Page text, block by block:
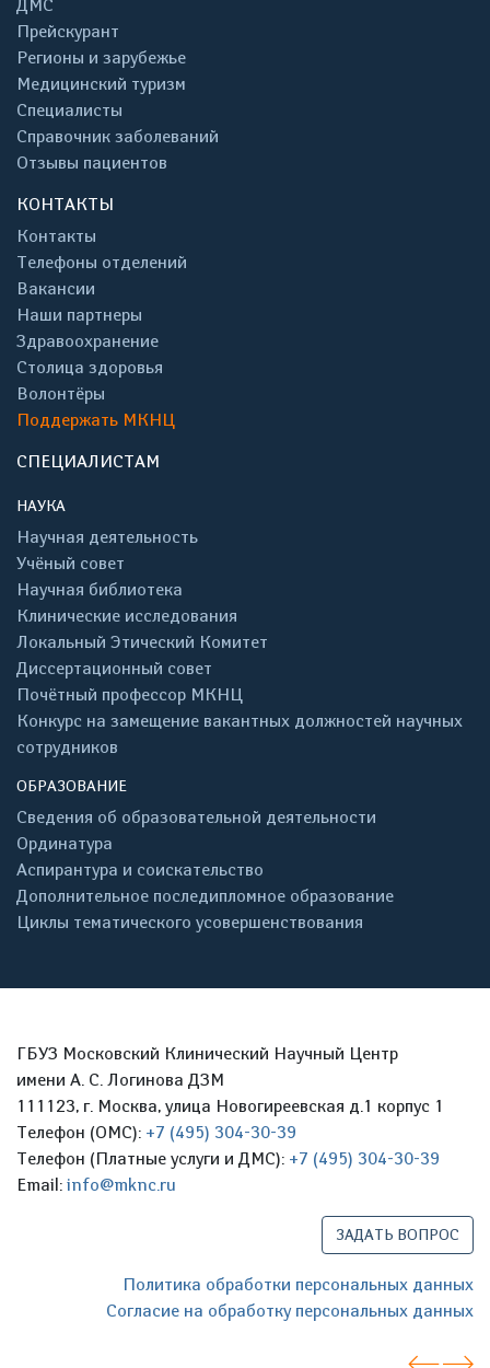
ДМС
Прейскурант
Регионы и зарубежье
Медицинский туризм
Специалисты
Справочник заболеваний
Отзывы пациентов
КОНТАКТЫ
Контакты
Телефоны отделений
Вакансии
Наши партнеры
Здравоохранение
Столица здоровья
Волонтёры
Поддержать МКНЦ
СПЕЦИАЛИСТАМ
НАУКА
Научная деятельность
Учёный совет
Научная библиотека
Клинические исследования
Локальный Этический Комитет
Диссертационный совет
Почётный профессор МКНЦ
Конкурс на замещение вакантных должностей научных
сотрудников
ОБРАЗОВАНИЕ
Сведения об образовательной деятельности
Ординатура
Аспирантура и соискательство
Дополнительное последипломное образование
Циклы тематического усовершенствования
ГБУЗ Московский Клинический Научный Центр
имени А. С. Логинова ДЗМ
111123, г. Москва, улица Новогиреевская д.1 корпус 1
Телефон (ОМС): +7 (495) 304-30-39
Телефон (Платные услуги и ДМС): +7 (495) 304-30-39
Email: info@mknc.ru
ЗАДАТЬ ВОПРОС
Политика обработки персональных данных
Согласие на обработку персональных данных